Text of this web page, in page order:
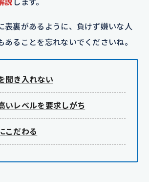
表裏があるように、負けず嫌いな人
あることを忘れないでくださいね。
聞き入れない
いレベルを要求しがち
こだわる